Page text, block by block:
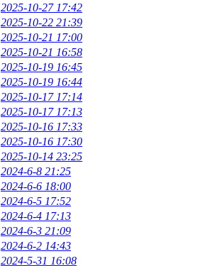
2025-10-27 17:42
2025-10-22 21:39
2025-10-21 17:00
2025-10-21 16:58
2025-10-19 16:45
2025-10-19 16:44
2025-10-17 17:14
2025-10-17 17:13
2025-10-16 17:33
2025-10-16 17:30
2025-10-14 23:25
2024-6-8 21:25
2024-6-6 18:00
2024-6-5 17:52
2024-6-4 17:13
2024-6-3 21:09
2024-6-2 14:43
2024-5-31 16:08